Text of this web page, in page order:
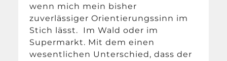
wenn mich mein bisher
zuverlässiger Orientierungssinn im
Stich lässt. Im Wald oder im
Supermarkt. Mit dem einen
wesentlichen Unterschied, dass der